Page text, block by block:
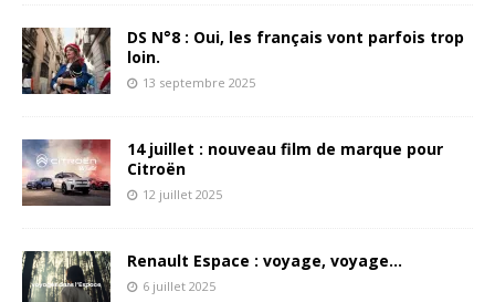
DS N°8 : Oui, les français vont parfois trop
loin.
13 septembre 2025
14 juillet : nouveau film de marque pour
Citroën
12 juillet 2025
Renault Espace : voyage, voyage…
6 juillet 2025